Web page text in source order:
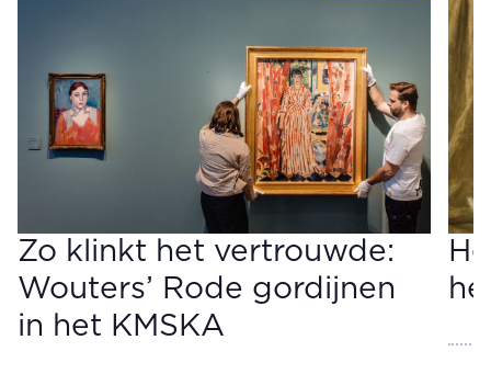
Zo klinkt het vertrouwde:
Wouters’ Rode gordijnen
in het KMSKA